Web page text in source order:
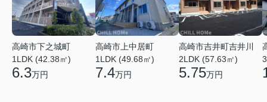
高崎市下之城町
1LDK (42.38㎡)
6.3万円
高崎市上中居町
1LDK (49.68㎡)
7.4万円
高崎市吉井町吉井川
2LDK (57.63㎡)
5.75万円